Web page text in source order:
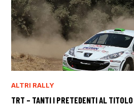
ALTRI RALLY
TRT – TANTI I PRETEDENTI AL TITOLO